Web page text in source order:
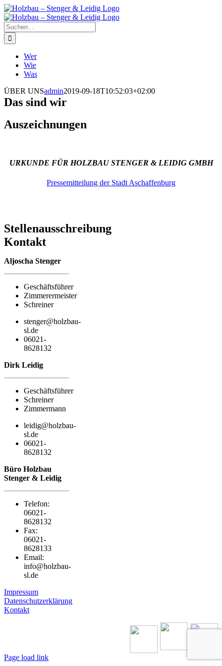
Zum
Inhalt
springen
Suche
nach:
Wer
Wie
Was
ÜBER UNSadmin2019-09-18T10:52:03+02:00
Das sind wir
Auszeichnungen
URKUNDE FÜR HOLZBAU STENGER & LEIDIG GMBH
Pressemitteilung der Stadt Aschaffenburg
Stellenausschreibung
Kontakt
Aljoscha Stenger
Geschäftsführer
Zimmerermeister
Schreiner
stenger@holzbau-
sl.de
06021-
8628132
Dirk Leidig
Geschäftsführer
Schreiner
Zimmermann
leidig@holzbau-
sl.de
06021-
8628132
Büro Holzbau
Stenger & Leidig
Telefon:
06021-
8628132
Fax:
06021-
8628133
Email:
info@holzbau-
sl.de
Impressum
Datenschutzerklärung
Kontakt
Page load link